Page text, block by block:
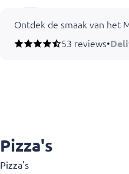
Ontdek de smaak van het
53 reviews•
Pizza's
Pizza's